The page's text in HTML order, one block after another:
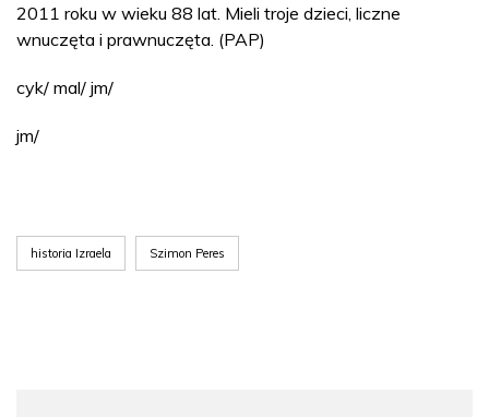
2011 roku w wieku 88 lat. Mieli troje dzieci, liczne
wnuczęta i prawnuczęta. (PAP)
cyk/ mal/ jm/
jm/
historia Izraela Szimon Peres